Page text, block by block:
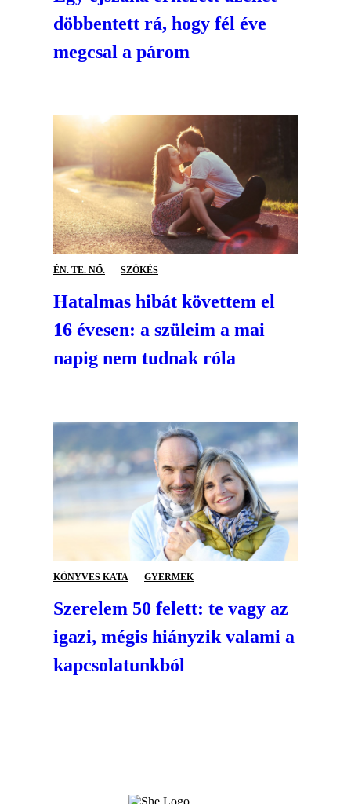
döbbentett rá, hogy fél éve
megcsal a párom
ÉN. TE. NŐ. SZÖKÉS
Hatalmas hibát követtem el
16 évesen: a szüleim a mai
napig nem tudnak róla
KÖNYVES KATA GYERMEK
Szerelem 50 felett: te vagy az
igazi, mégis hiányzik valami a
kapcsolatunkból